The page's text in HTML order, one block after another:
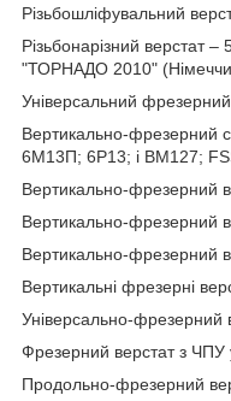
Різьбошліфувальний
Різьбонарізний верстат
"ТОРНАДО 2010"
Універсальний
Вертикально-фрезерний
6М13П; 6Р13; і ВМ127;
Вертикально-фрезерний
Вертикально-фрезерний
Вертикально-фрезерний
Вертикальні фрезерні
Універсально-
Фрезерний верстат з ЧПУ
Продольно-фрезерний